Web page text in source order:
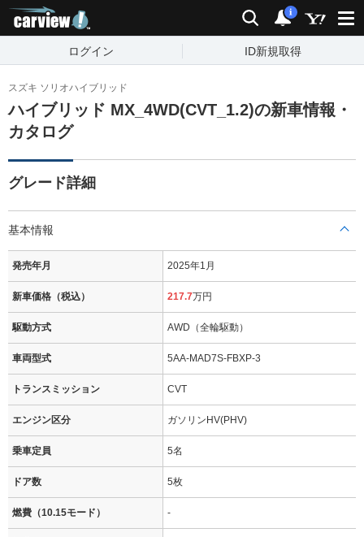
検索 通知
i
ログイン ID新規取得
スズキ ソリオハイブリッド
ハイブリッド MX_4WD(CVT_1.2)の新車情報・
カタログ
グレード詳細
基本情報
発売年月 2025年1月
新車価格（税込） 217.7万円
駆動方式 AWD（全輪駆動）
車両型式 5AA-MAD7S-FBXP-3
トランスミッション CVT
エンジン区分 ガソリンHV(PHV)
乗車定員 5名
ドア数 5枚
燃費（10.15モード） -